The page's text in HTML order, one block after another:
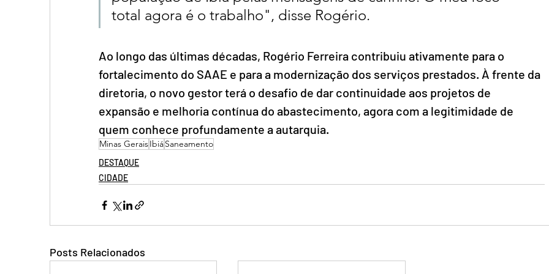
total agora é o trabalho", disse Rogério.
Ao longo das últimas décadas, Rogério Ferreira contribuiu ativamente para o
fortalecimento do SAAE e para a modernização dos serviços prestados. À frente da
diretoria, o novo gestor terá o desafio de dar continuidade aos projetos de
expansão e melhoria contínua do abastecimento, agora com a legitimidade de
quem conhece profundamente a autarquia.
Minas GeraisIbiáSaneamento
DESTAQUE
CIDADE
Posts Relacionados